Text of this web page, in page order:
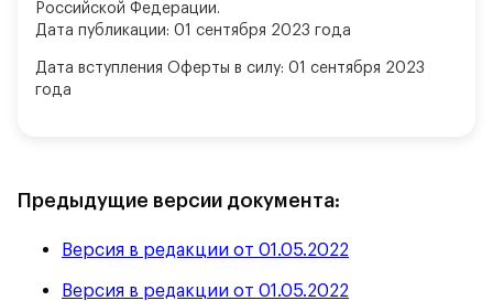
Российской Федерации.
Дата публикации: 01 сентября 2023 года
Дата вступления Оферты в силу: 01 сентября 2023
года
Предыдущие версии документа:
Версия в редакции от 01.05.2022
Версия в редакции от 01.05.2022